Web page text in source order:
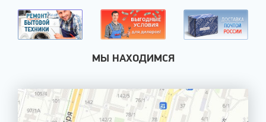
МЫ НАХОДИМСЯ